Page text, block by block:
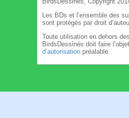
Les BDs et l’ensemble des
sont protégés par droit
Toute utilisation en dehors
BirdsDessinés doit faire
d’autorisation préalable.